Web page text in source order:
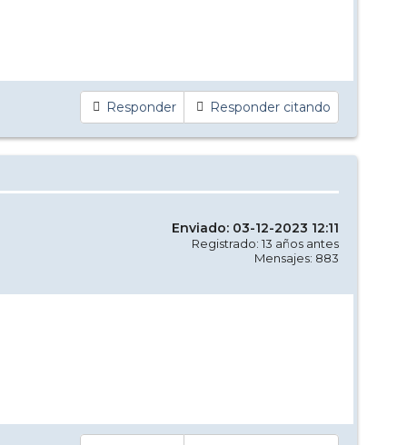
Responder Responder citando
Enviado: 03-12-2023 12:11
Registrado: 13 años antes
Mensajes: 883